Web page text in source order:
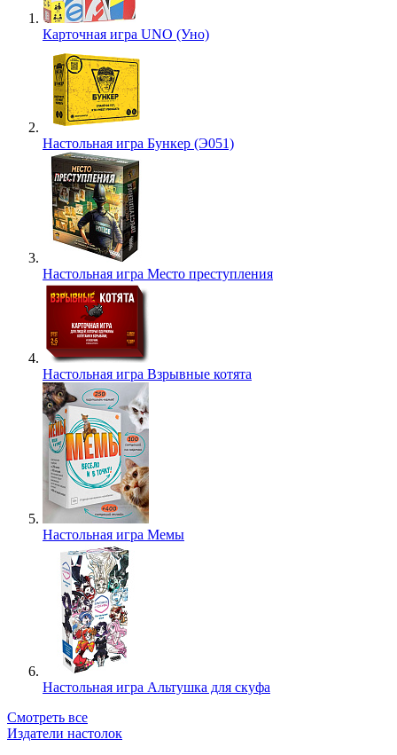
Карточная игра UNO (Уно)
Настольная игра Бункер (Э051)
Настольная игра Место преступления
Настольная игра Взрывные котята
Настольная игра Мемы
Настольная игра Альтушка для скуфа
Смотреть все
Издатели настолок